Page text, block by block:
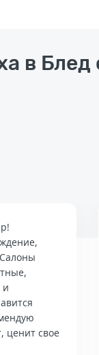
в Блед
и
ценит свое